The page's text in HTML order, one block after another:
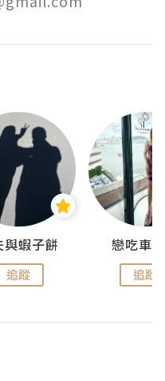
與蝦子餅
追蹤
戀吃車
追蹤